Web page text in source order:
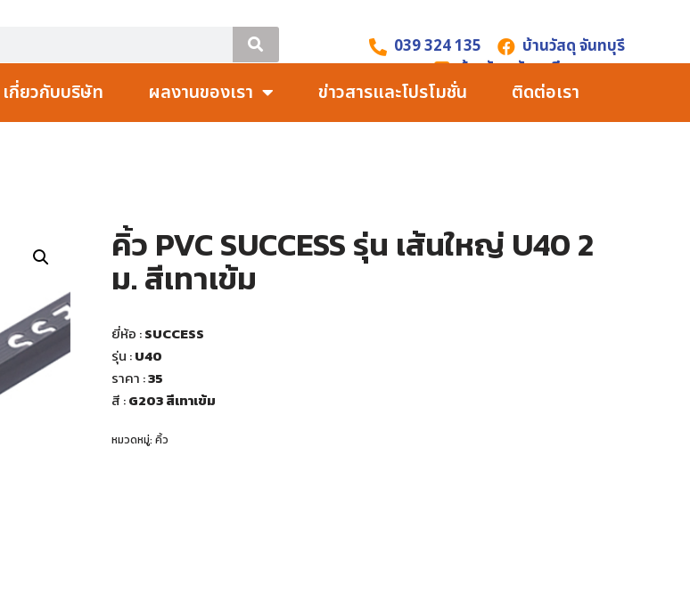
039 324 135
บ้านวัสดุ จันทบุรี
บ้านวัสดุ จันทบุรี
เกี่ยวกับบริษัท ผลงานของเรา ข่าวสารและโปรโมชั่น ติดต่อเรา
คิ้ว PVC SUCCESS รุ่น เส้นใหญ่ U40 2
ม. สีเทาเข้ม
ยี่ห้อ :SUCCESS
รุ่น :U40
ราคา :35
สี :G203 สีเทาเข้ม
หมวดหมู่: คิ้ว